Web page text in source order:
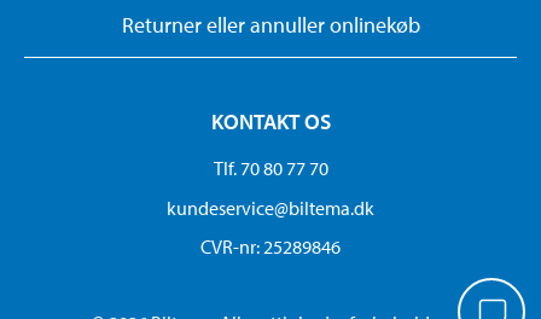
Returner eller annuller onlinekøb
KONTAKT OS
Tlf. 70 80 77 70
kundeservice@biltema.dk
CVR-nr: 25289846